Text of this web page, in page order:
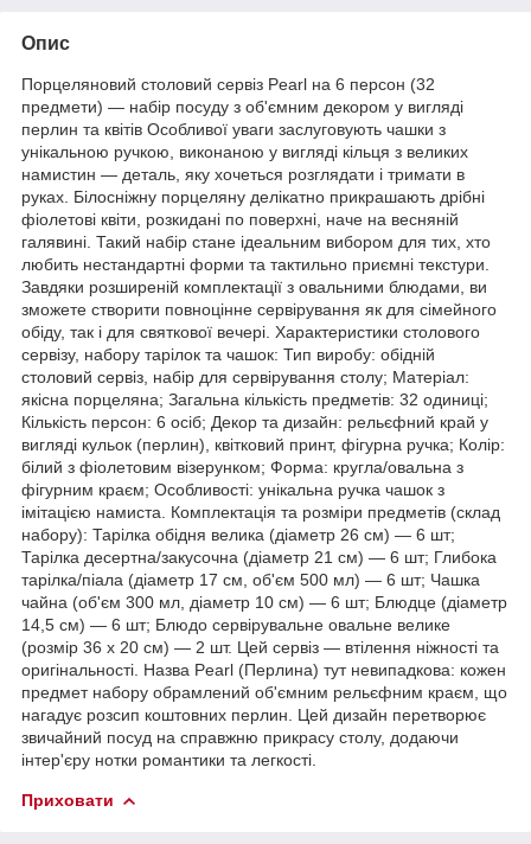
Опис
Порцеляновий столовий сервіз Pearl на 6 персон (32
предмети) — набір посуду з об'ємним декором у вигляді
перлин та квітів Особливої уваги заслуговують чашки з
унікальною ручкою, виконаною у вигляді кільця з великих
намистин — деталь, яку хочеться розглядати і тримати в
руках. Білосніжну порцеляну делікатно прикрашають дрібні
фіолетові квіти, розкидані по поверхні, наче на весняній
галявині. Такий набір стане ідеальним вибором для тих, хто
любить нестандартні форми та тактильно приємні текстури.
Завдяки розширеній комплектації з овальними блюдами, ви
зможете створити повноцінне сервірування як для сімейного
обіду, так і для святкової вечері. Характеристики столового
сервізу, набору тарілок та чашок: Тип виробу: обідній
столовий сервіз, набір для сервірування столу; Матеріал:
якісна порцеляна; Загальна кількість предметів: 32 одиниці;
Кількість персон: 6 осіб; Декор та дизайн: рельєфний край у
вигляді кульок (перлин), квітковий принт, фігурна ручка; Колір:
білий з фіолетовим візерунком; Форма: кругла/овальна з
фігурним краєм; Особливості: унікальна ручка чашок з
імітацією намиста. Комплектація та розміри предметів (склад
набору): Тарілка обідня велика (діаметр 26 см) — 6 шт;
Тарілка десертна/закусочна (діаметр 21 см) — 6 шт; Глибока
тарілка/піала (діаметр 17 см, об'єм 500 мл) — 6 шт; Чашка
чайна (об'єм 300 мл, діаметр 10 см) — 6 шт; Блюдце (діаметр
14,5 см) — 6 шт; Блюдо сервірувальне овальне велике
(розмір 36 х 20 см) — 2 шт. Цей сервіз — втілення ніжності та
оригінальності. Назва Pearl (Перлина) тут невипадкова: кожен
предмет набору обрамлений об'ємним рельєфним краєм, що
нагадує розсип коштовних перлин. Цей дизайн перетворює
звичайний посуд на справжню прикрасу столу, додаючи
інтер'єру нотки романтики та легкості.
Приховати